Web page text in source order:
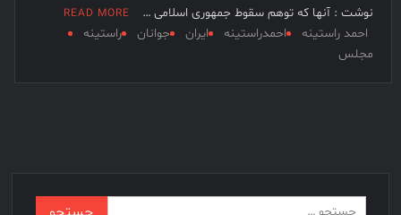
نوشت : آنها که توهم سقوط جمهوری اسلامی …
READ MORE
احمد راستینه احمدراستینه ایران جوانان
راستینه
مجلس